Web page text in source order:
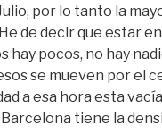
por lo tanto la
de decir que estar
hay pocos, no hay
se mueven por el
a esa hora esta
tiene la